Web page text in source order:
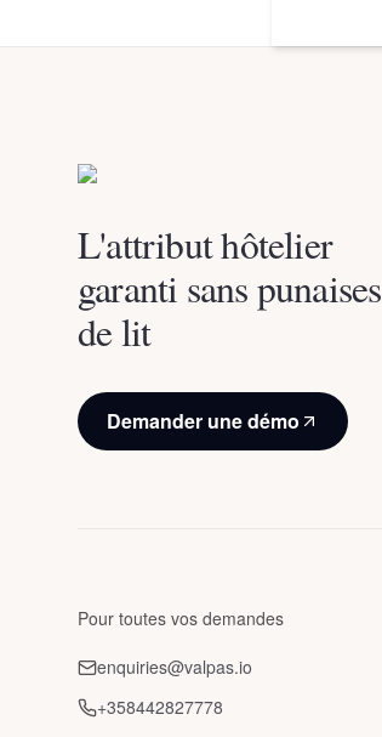
L'attribut hôtelier
garanti sans punaises
de lit
Demander une démo
Pour toutes vos demandes
enquiries@valpas.io
+358442827778